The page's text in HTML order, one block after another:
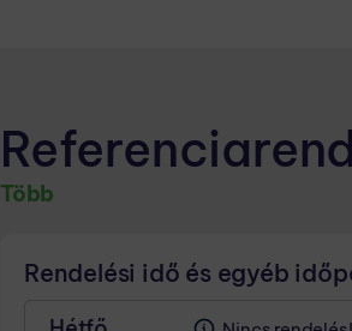
Több
Rendelési idő és egyéb